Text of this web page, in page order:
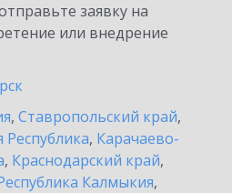
заявку на
или внедрение
, Ставропольский край,
Республика, Карачаево-
, Краснодарский край,
Калмыкия,